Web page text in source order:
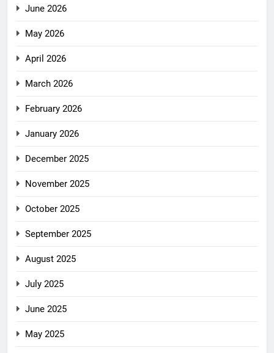
June 2026
May 2026
April 2026
March 2026
February 2026
January 2026
December 2025
November 2025
October 2025
September 2025
August 2025
July 2025
June 2025
May 2025